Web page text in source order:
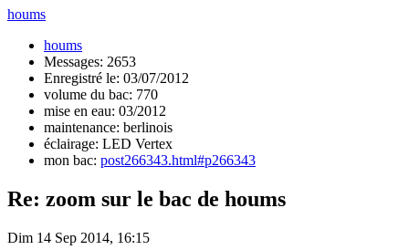
houms
houms
Messages: 2653
Enregistré le: 03/07/2012
volume du bac: 770
mise en eau: 03/2012
maintenance: berlinois
éclairage: LED Vertex
mon bac: post266343.html#p266343
Re: zoom sur le bac de houms
Dim 14 Sep 2014, 16:15